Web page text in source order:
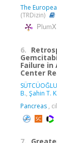
The
(TRDizin)
6.
Failure in
Center
B., Şahin T. K.
Pancreas ,